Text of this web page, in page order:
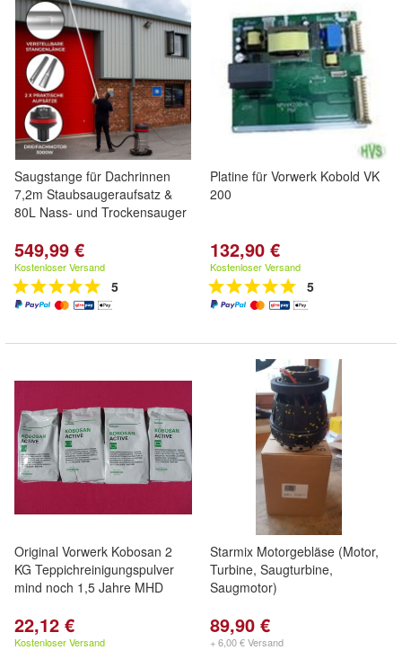
Saugstange für Dachrinnen
7,2m Staubsaugeraufsatz &
80L Nass- und Trockensauger
549,99 €
Kostenloser Versand
5
Platine für Vorwerk Kobold VK
200
132,90 €
Kostenloser Versand
5
Original Vorwerk Kobosan 2
KG Teppichreinigungspulver
mind noch 1,5 Jahre MHD
22,12 €
Kostenloser Versand
Starmix Motorgebläse (Motor,
Turbine, Saugturbine,
Saugmotor)
89,90 €
+ 6,00 € Versand